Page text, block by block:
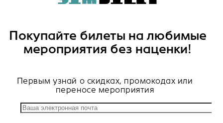
Покупайте билеты на любимые
мероприятия без наценки!
Первым узнай о скидках, промокодах или
переносе мероприятия